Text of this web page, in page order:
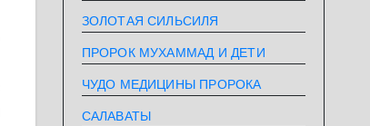
ЗОЛОТАЯ СИЛЬСИЛЯ
ПРОРОК МУХАММАД И ДЕТИ
ЧУДО МЕДИЦИНЫ ПРОРОКА
САЛАВАТЫ